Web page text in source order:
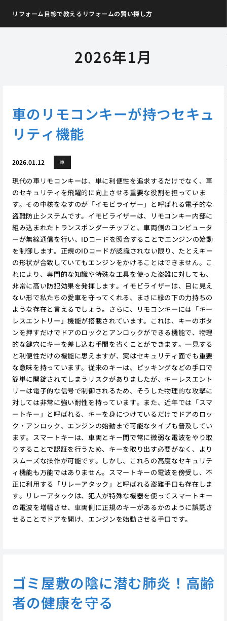
リフォーム目線で教えるリフォームの賢い探し方
2026年1月
車のリモコンキーが持つセキュ
リティ機能
2026.01.12 車
現代の車リモコンキーは、単に利便性を追求するだけでなく、車
のセキュリティを飛躍的に向上させる重要な役割を担っていま
す。その中核をなすのが「イモビライザー」と呼ばれる電子的な
盗難防止システムです。イモビライザーは、リモコンキー内部に
組み込まれたトランスポンダーチップと、車両側のコンピュータ
ーが無線通信を行い、IDコードを照合することでエンジンの始動
を制御します。正規のIDコードが認識されない限り、たとえキー
の形状が合致していてもエンジンをかけることはできません。こ
れにより、専門的な知識や特殊な工具を使った盗難に対しても、
非常に高い防犯効果を発揮します。イモビライザーは、目に見え
ない形で私たちの愛車を守ってくれる、まさに縁の下の力持ちの
ような存在と言えるでしょう。さらに、リモコンキーには「キー
レスエントリー」機能が搭載されています。これは、キーのボタ
ンを押すだけでドアのロックとアンロックができる機能で、物理
的な鍵穴にキーを差し込む手間を省くことができます。一見する
と利便性だけの機能に思えますが、実はセキュリティ面でも重要
な意味を持っています。従来のキーは、ピッキングなどの手口で
簡単に開錠されてしまうリスクがありましたが、キーレスエント
リーは電子的な信号で制御されるため、そうした物理的な攻撃に
対しては非常に強い耐性を持っています。また、近年では「スマ
ートキー」と呼ばれる、キーを身につけているだけでドアのロッ
ク・アンロック、エンジンの始動まで可能なタイプも普及してい
ます。スマートキーは、車両とキー間で常に微弱な電波をやり取
りすることで認証を行うため、キーを取り出す必要がなく、より
スムーズな操作が可能です。しかし、これらの高度なセキュリテ
ィ機能も万能ではありません。スマートキーの電波を傍受し、不
正に利用する「リレーアタック」と呼ばれる盗難手口も存在しま
す。リレーアタックは、犯人が特殊な機器を使ってスマートキー
の電波を増幅させ、車両側に正規のキーがあるかのように誤認さ
せることでドアを開け、エンジンを始動させる手口です。
ゴミ屋敷の陰に潜む肺炎！高齢
者の健康を守る